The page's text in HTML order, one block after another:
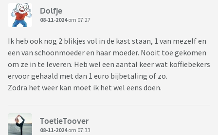
Dolfje
08-11-2024om 07:27
Ik heb ook nog 2 blikjes vol in de kast staan, 1 van mezelf en
een van schoonmoeder en haar moeder. Nooit toe gekomen
om ze in te leveren. Heb wel een aantal keer wat koffiebekers
ervoor gehaald met dan 1 euro bijbetaling of zo.
Zodra het weer kan moet ik het wel eens doen.
ToetieToover
08-11-2024om 07:33